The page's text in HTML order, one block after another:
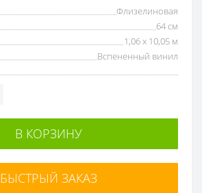
Флизелиновая
64 см
1,06 x 10,05 м
Вспененный винил
В КОРЗИНУ
БЫСТРЫЙ ЗАКАЗ